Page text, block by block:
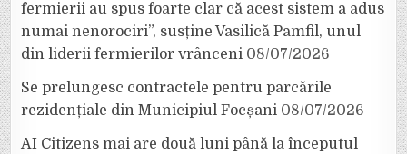
fermierii au spus foarte clar că acest sistem a adus
numai nenorociri”, susține Vasilică Pamfil, unul
din liderii fermierilor vrânceni 08/07/2026
Se prelungesc contractele pentru parcările
rezidențiale din Municipiul Focșani 08/07/2026
AI Citizens mai are două luni până la începutul